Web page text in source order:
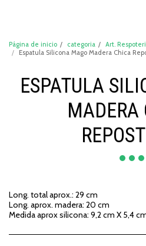
Página de inicio categoria
Art.
Espatula Silicona Mago Madera Chica
ESPATULA
MADERA
Long. total aprox.: 29 cm
Long. aprox. madera: 20 cm
Medida aprox silicona: 9,2 cm X 5,4